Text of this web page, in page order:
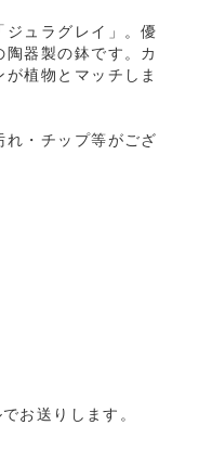
ュラグレイ」。優
器製の鉢です。カ
植物とマッチしま
・チップ等がござ
お送りします。